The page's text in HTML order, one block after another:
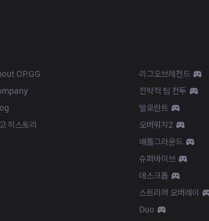
OP.GG
히스토리
리그오브레전드
전략적 팀 전투
발로란트
오버워치2
배틀그라운드
슈퍼바이브
데스크톱
스트리머 오버레이
Duo